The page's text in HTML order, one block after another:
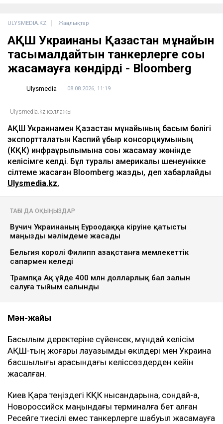
ULYSMEDIA.KZ Жаңалықтар
АҚШ Украинаны Қазақстан мұнайын
тасымалдайтын танкерлерге соққы
жасамауға көндірді - Bloomberg
Ulysmedia 08.08.2026, 11:19
Ulysmedia.kz коллажы
АҚШ Украинамен Қазақстан мұнайының басым бөлігі
экспортталатын Каспий құбыр консорциумының
(КҚК) инфрақұрылымына соққы жасамау жөнінде
келісімге келді. Бұл туралы америкалық шенеунікке
сілтеме жасаған Bloomberg жазды, деп хабарлайды
Ulysmedia.kz.
ТАҒЫ ДА ОҚЫҢЫЗДАР
Вучич Украинаның Еуроодаққа кіруіне қатысты
маңызды мәлімдеме жасады
Бельгия королі Филипп Қазақстанға мемлекеттік
сапармен келеді
Трампқа Ақ үйде 400 млн долларлық бал залын
салуға тыйым салынды
Мән-жайы
Басылым деректеріне сүйенсек, мұндай келісім
АҚШ-тың жоғары лауазымды өкілдері мен Украина
басшылығы арасындағы келіссөздерден кейін
жасалған.
Киев Қара теңіздегі КҚК нысандарына, сондай-ақ,
Новороссийск маңындағы терминалға бет алған
Ресейге тиесілі емес танкерлерге шабуыл жасамауға